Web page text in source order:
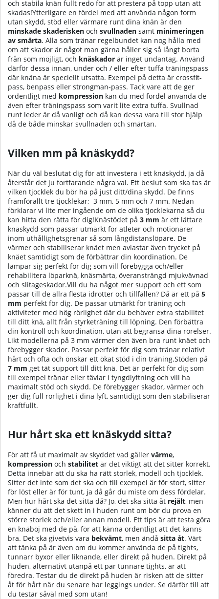
och stabila knän fullt redo för att prestera på topp utan att
skadas!Ytterligare en fördel med att använda någon form
utan skydd, stöd eller värmare runt dina knän är den
minskade skaderisken och svullnaden samt minimeringen
av smärta. Alla som tränar regelbundet kan nog hålla med
om att skador är något man gärna håller sig så långt borta
från som möjligt, och knäskador är inget undantag. Använd
därför dessa innan, under och / eller efter tuffa träningspass
där knäna är speciellt utsatta. Exempel på detta är crossfit-
pass, benpass eller strongman-pass. Tack vare att de ger
ordentligt med kompression kan du med fördel använda de
även efter träningspass som varit lite extra tuffa. Svullnad
runt leder är då vanligt och då kan dessa vara till stor hjälp
då de både minskar svullnaden och smärtan.
Vilken mm på knäskydd?
När du väl beslutat dig för att investera i ett knäskydd, ja då
återstår det ju fortfarande några val. Ett beslut som ska tas är
vilken tjocklek du bör ha på just ditt/dina skydd. De finns
framförallt tre tjocklekar; 3 mm, 5 mm och 7 mm. Nedan
förklarar vi lite mer ingående om de olika tjocklekarna så du
kan hitta den rätta för dig!Knästödet på 3 mm är ett lättare
knäskydd som passar utmärkt för atleter och motionärer
inom uthållighetsgrenar så som långdistanslöpare. De
värmer och stabiliserar knäet men avlastar även trycket på
knäet samtidigt som de förbättrar din koordination. De
lämpar sig perfekt för dig som vill förebygga och/eller
rehabilitera löparknä, knäsmärta, överansträngd mjukvävnad
och slitageskador.Vill du ha något mer support och ett som
passar till de allra flesta idrotter och tillfällen? Då är ett på 5
mm perfekt för dig. De passar utmärkt för träning och
aktiviteter med hög rörlighet där du behöver extra stabilitet
till ditt knä, allt från styrketräning till löpning. Den förbättra
din kontroll och koordination, utan att begränsa dina rörelser.
Likt modellerna på 3 mm värmer den även bra runt knäet och
förebygger skador. Passar perfekt för dig som tränar relativt
hårt och ofta och önskar ett ökat stöd i din träning.Stöden på
7 mm get tät support till ditt knä. Det är perfekt för dig som
till exempel tränar eller tävlar i tyngdlyftning och vill ha
maximalt stöd och skydd. De förebygger skador, värmer och
ger dig full rörlighet i dina lyft, samtidigt som den stabiliserar
kraftfullt.
Hur hårt ska ett knäskydd sitta?
För att få ut maximalt av skyddet vad gäller värme,
kompression och stabilitet är det viktigt att det sitter korrekt.
Detta innebär att du ska ha rätt storlek, modell och tjocklek.
Sitter det inte som det ska och till exempel är för stort, sitter
för löst eller är för tunt, ja då går du miste om dess fördelar.
Men hur hårt ska det sitta då? Jo, det ska sitta åt rejält, men
känner du att det skett in i huden runt om bör du prova en
större storlek och/eller annan modell. Ett tips är att testa göra
en knäböj med de på, för att känna ordentligt att det känns
bra. Det ska givetvis vara bekvämt, men ändå sitta åt. Värt
att tänka på är även om du kommer använda de på tights,
tunnarr byxor eller liknande, eller direkt på huden. Direkt på
huden, alternativt utanpå ett par tunnare tights, är att
föredra. Testar du de direkt på huden är risken att de sitter
åt för hårt när du senare har leggings under. Se därför till att
du testar såväl med som utan!